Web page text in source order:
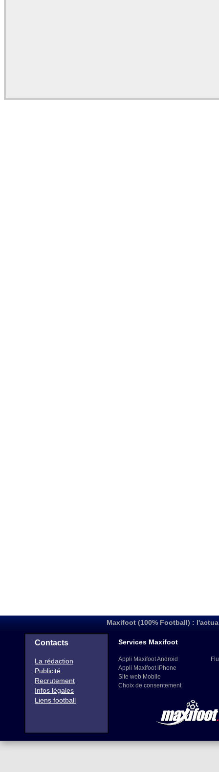
Maxifoot (100% Football) :
Contacts
La rédaction
Publicité
Recrutement
Infos légales
Liens football
Services Maxifoot
Appli Maxifoot Android
Appli Maxifoot iPhone
Site web Mobile
Choix de consentement